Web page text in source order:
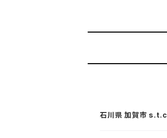
石川県 加賀市 s.t.c